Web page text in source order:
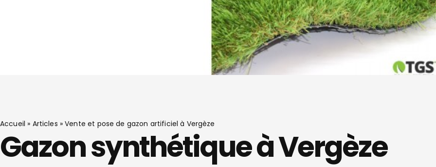
Accueil » Articles »Vente et pose de gazon artificiel à Vergèze
Gazon synthétique à Vergèze